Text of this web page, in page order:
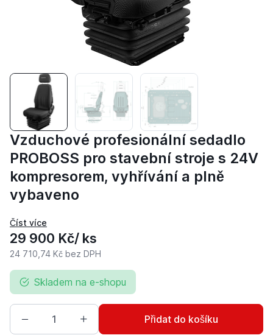
Vzduchové profesionální sedadlo
PROBOSS pro stavební stroje s 24V
kompresorem, vyhřívání a plně
vybaveno
29 900 Kč/ ks
24 710,74 Kč bez DPH
Skladem na e-shopu
Přidat do košíku